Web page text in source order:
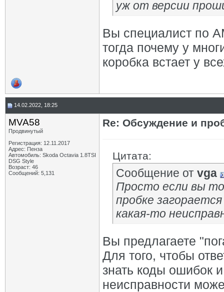
уж от версии
Вы специалист по
тогда почему у
коробка встает у
14.02.2022, 18:25
MVA58
Продвинутый
Регистрация: 12.11.2017
Адрес: Пенза
Автомобиль: Skoda Octavia 1.8TSI
DSG Style
Возраст: 46
Сообщений: 5,131
Re: Обсуждение и
Цитата:
Сообщение от vga
Просто если вы
пробке
какая-то
Вы предлагаете
Для того, чтобы
знать коды ошибок
неисправности